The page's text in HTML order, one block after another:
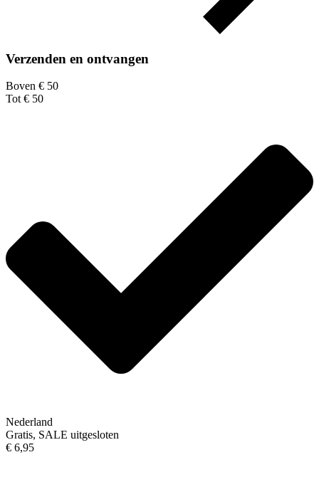
Verzenden en ontvangen
Boven € 50
Tot € 50
Nederland
Gratis, SALE uitgesloten
€ 6,95